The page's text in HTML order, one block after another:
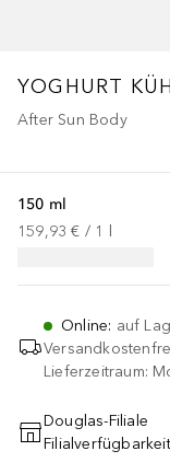
YOGHURT
After Sun Body
150 ml
159,93 € / 1
Online: auf
Lieferzeitraum:
Douglas-Filiale